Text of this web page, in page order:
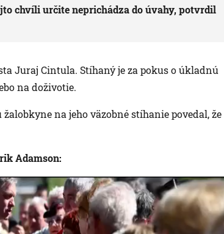
chvíli určite neprichádza do úvahy, potvrdil
Juraj Cintula. Stíhaný je za pokus o úkladnú
na doživotie.
na jeho väzobné stíhanie povedal, že
Adamson: